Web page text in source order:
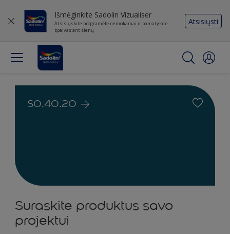
Išmėginkite Sadolin Vizualiser
Atsisiųskite programėlę nemokamai ir pamatykite
spalvas ant sienų
Atsisiųsti
S0.40.20
Suraskite produktus savo
projektui